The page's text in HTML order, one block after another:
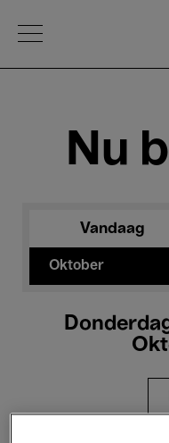
Open Menu
Nu
Vandaag
Oktober